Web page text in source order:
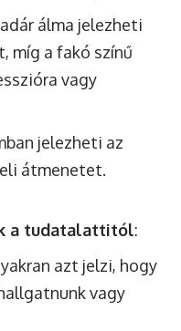
álma jelezheti
míg a fakó színű
vagy
jelezheti az
átmenetet.
a tudatalattitól:
azt jelzi, hogy
vagy